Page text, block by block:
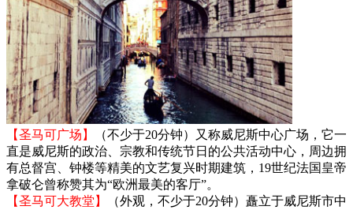
【圣马可广场】
（不少于20分钟）又称威尼斯中心广场，它一
直是威尼斯的政治、宗教和传统节日的公共活动中心，周边拥
有总督宫、钟楼等精美的文艺复兴时期建筑，19世纪法国皇帝
拿破仑曾称赞其为“欧洲最美的客厅”。
【圣马可大教堂】
（外观，不少于20分钟）矗立于威尼斯市中